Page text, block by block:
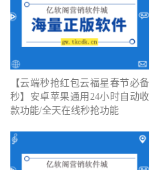
【云端秒抢红包云福星春节必备
秒】安卓苹果通用24小时自动收
款功能/全天在线秒抢功能